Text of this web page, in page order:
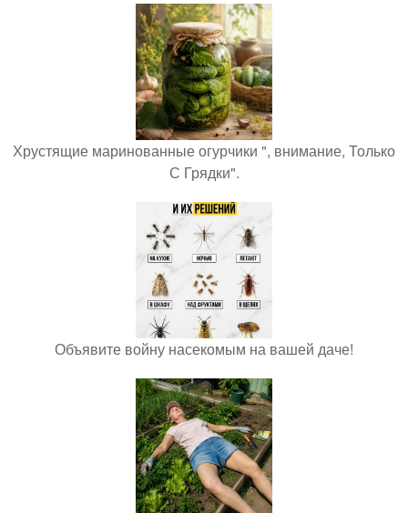
Хрустящие маринованные огурчики ", внимание, Только
С Грядки".
Объявите войну насекомым на вашей даче!